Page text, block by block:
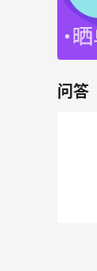
问答